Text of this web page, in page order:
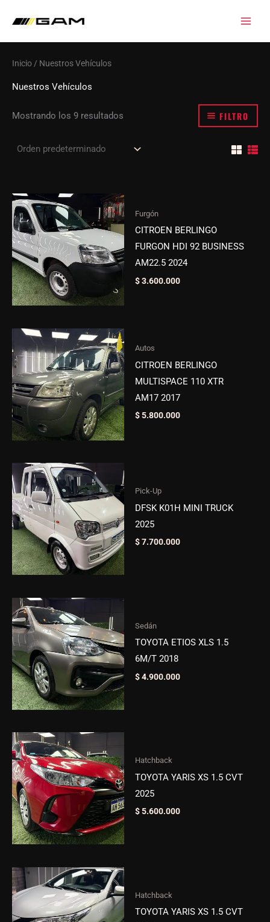
contenido
Inicio / Nuestros Vehículos
Nuestros Vehículos
Mostrando los 9 resultados FILTRO
Furgón
CITROEN BERLINGO
FURGON HDI 92 BUSINESS
AM22.5 2024
$3.600.000
Autos
CITROEN BERLINGO
MULTISPACE 110 XTR
AM17 2017
$5.800.000
Pick-Up
DFSK K01H MINI TRUCK
2025
$7.700.000
Sedán
TOYOTA ETIOS XLS 1.5
6M/T 2018
$4.900.000
Hatchback
TOYOTA YARIS XS 1.5 CVT
2025
$5.600.000
Hatchback
TOYOTA YARIS XS 1.5 CVT